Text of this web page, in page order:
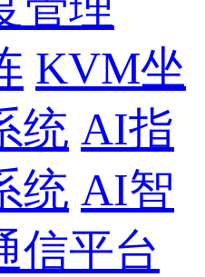
KVM坐
统 AI指
统 AI智
信平台